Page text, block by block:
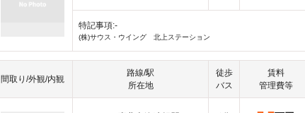
特記事項:-
(株)サウス・ウイング 北上ステーション
間取り/外観/内観
路線/駅
所在地
徒歩
バス
賃料
管理費等